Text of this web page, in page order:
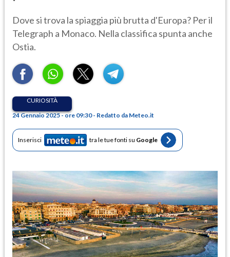
Dove si trova la spiaggia più brutta d'Europa? Per il
Telegraph a Monaco. Nella classifica spunta anche
Ostia.
CURIOSITÀ
24 Gennaio 2025 - ore 09:30 - Redatto da Meteo.it
Inserisci tra le tue fonti su Google